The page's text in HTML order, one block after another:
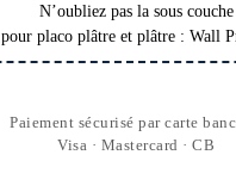
N’oubliez pas la sous couche
pour placo plâtre et plâtre : Wall
Paiement sécurisé par carte
Visa · Mastercard · CB